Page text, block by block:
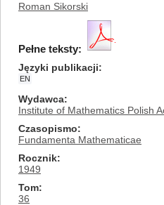
Roman Sikorski
Pełne teksty:
Języki publikacji
EN
Wydawca
Institute of Mathematics Polish
Czasopismo
Fundamenta Mathematicae
Rocznik
1949
Tom
36